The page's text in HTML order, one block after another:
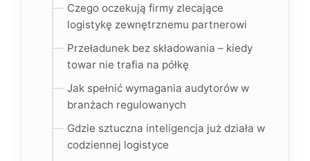
Czego oczekują firmy zlecające
logistykę zewnętrznemu partnerowi
Przeładunek bez składowania – kiedy
towar nie trafia na półkę
Jak spełnić wymagania audytorów w
branżach regulowanych
Gdzie sztuczna inteligencja już działa w
codziennej logistyce